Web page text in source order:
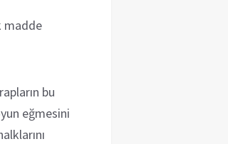
madde
bu
eğmesini